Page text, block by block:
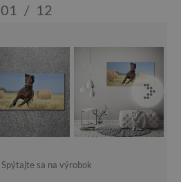
01 / 12
Spýtajte sa na výrobok